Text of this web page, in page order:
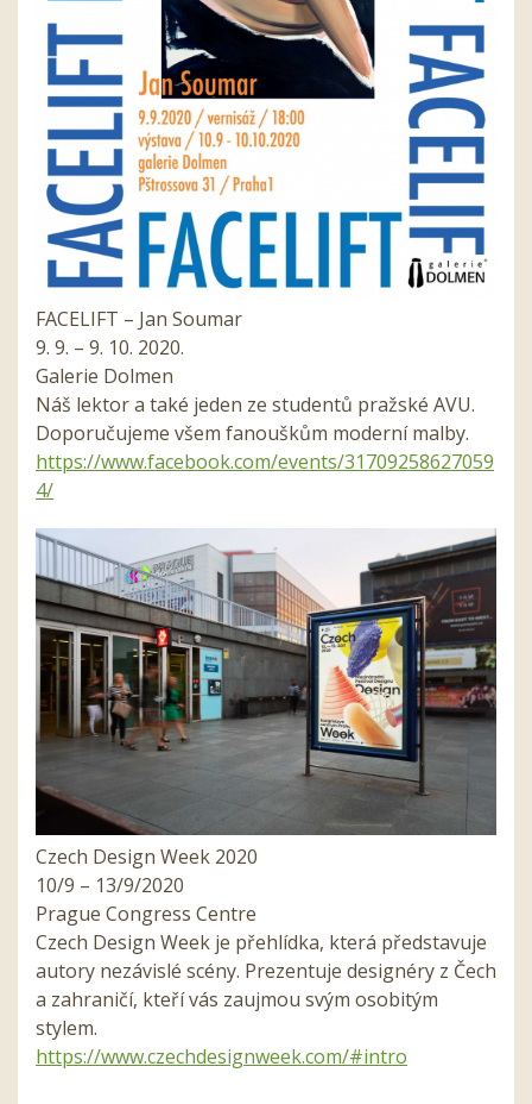
FACELIFT – Jan Soumar
9. 9. – 9. 10. 2020.
Galerie Dolmen
Náš lektor a také jeden ze studentů pražské AVU.
Doporučujeme všem fanouškům moderní malby.
https://www.facebook.com/events/31709258627059
4/
Czech Design Week 2020
10/9 – 13/9/2020
Prague Congress Centre
Czech Design Week je přehlídka, která představuje
autory nezávislé scény. Prezentuje designéry z Čech
a zahraničí, kteří vás zaujmou svým osobitým
stylem.
https://www.czechdesignweek.com/#intro